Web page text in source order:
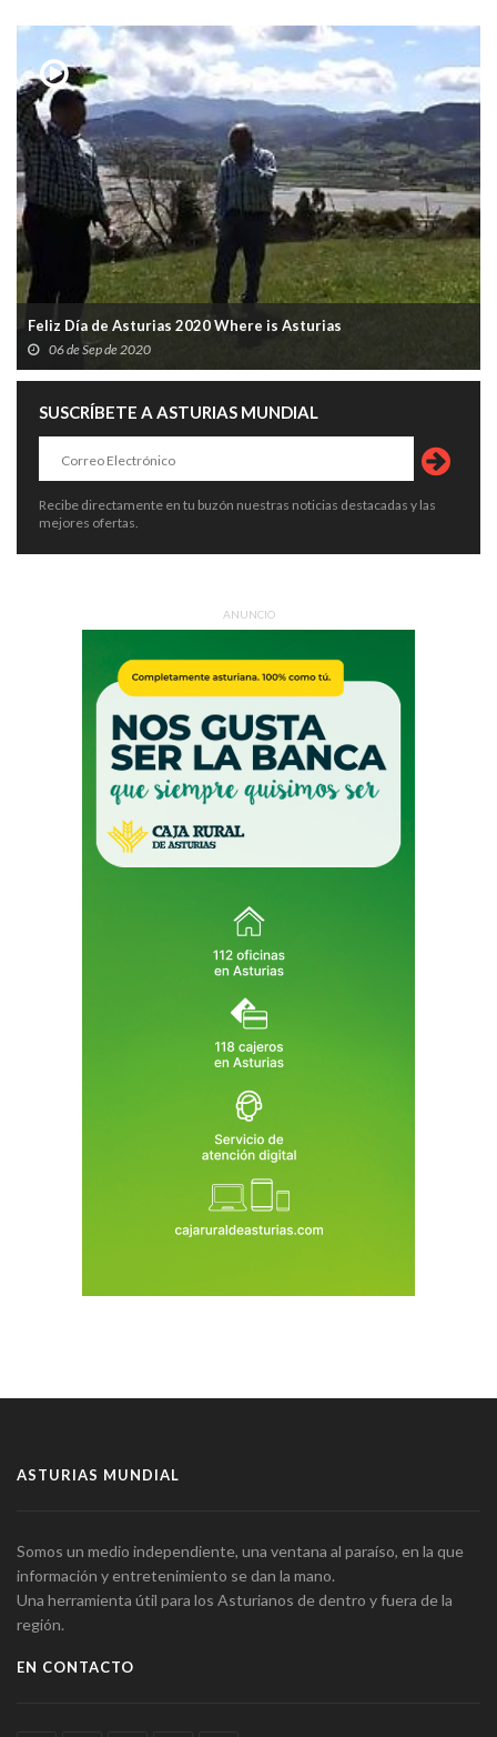
Feliz Día de Asturias 2020 Where is Asturias
06 de Sep de 2020
SUSCRÍBETE A ASTURIAS MUNDIAL
Recibe directamente en tu buzón nuestras noticias destacadas y las
mejores ofertas.
ANUNCIO
ASTURIAS MUNDIAL
Somos un medio independiente, una ventana al paraíso, en la que
información y entretenimiento se dan la mano.
Una herramienta útil para los Asturianos de dentro y fuera de la
región.
EN CONTACTO